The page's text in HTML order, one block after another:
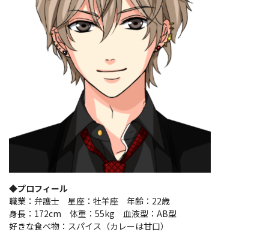
◆プロフィール
職業：弁護士 星座：牡羊座 年齢：22歳
身長：172cm 体重：55kg 血液型：AB型
好きな食べ物：スパイス（カレーは甘口）